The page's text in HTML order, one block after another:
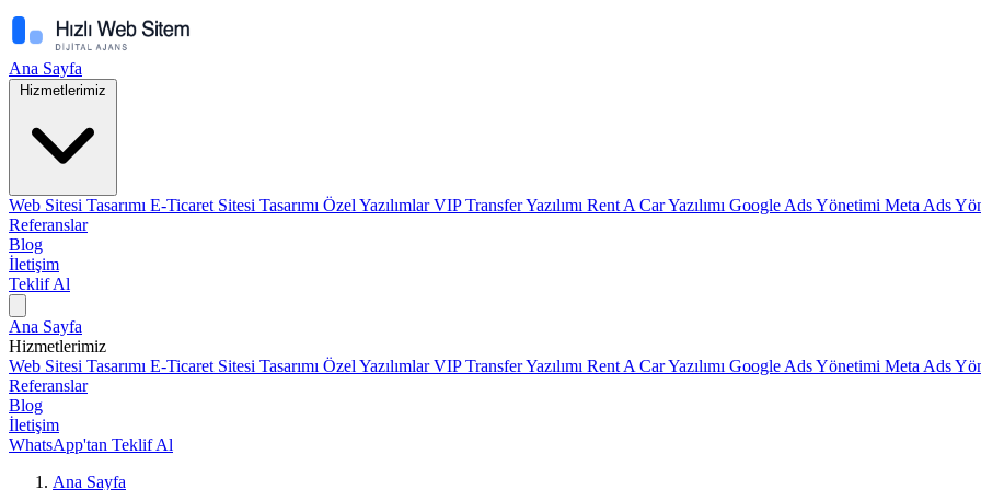
Ana Sayfa
Hizmetlerimiz
Web Sitesi Tasarımı E-Ticaret Sitesi Tasarımı Özel YazılımlarVIP Transfer Yazılımı Rent A Car Yazılımı Google Ads Yönetimi Meta Ads
Referanslar
Blog
İletişim
Teklif Al
Ana Sayfa
Hizmetlerimiz
Web Sitesi Tasarımı E-Ticaret Sitesi Tasarımı Özel YazılımlarVIP Transfer Yazılımı Rent A Car Yazılımı Google Ads Yönetimi Meta Ads
Referanslar
Blog
İletişim
WhatsApp'tan Teklif Al
Ana Sayfa